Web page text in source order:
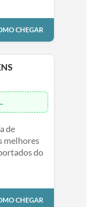
CHEGAR
de
melhores
do
CHEGAR